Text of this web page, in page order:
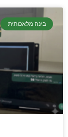
בינה מלאכותית